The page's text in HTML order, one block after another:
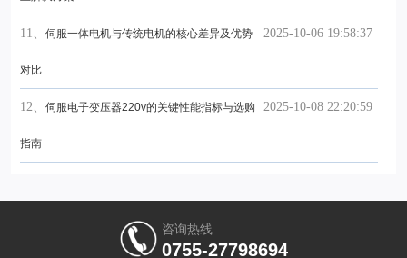
2025-10-06 19:58:37
11、 伺服一体电机与传统电机的核心差异及优势
对比
2025-10-08 22:20:59
12、 伺服电子变压器220v的关键性能指标与选购
指南
咨询热线
0755-27798694